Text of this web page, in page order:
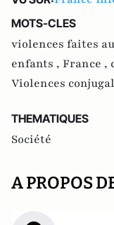
MOTS-CLES
violences faites
enfants , France ,
Violences
THEMATIQUES
Société
A PROPOS